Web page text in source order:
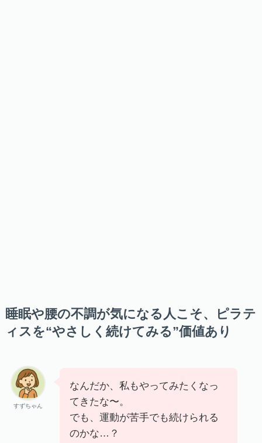
睡眠や腰の不調が気になる人こそ、ピラテ
ィスを“やさしく続けてみる”価値あり
すずちゃん
なんだか、私もやってみたくなっ
てきたな〜。
でも、運動が苦手でも続けられる
のかな…？